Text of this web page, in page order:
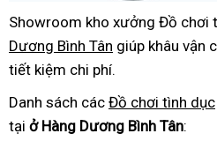
Showroom kho xưởng Đồ chơi
Dương Bình Tân giúp khâu vận
tiết kiệm chi phí.
Danh sách các Đồ chơi tình dục
tại ở Hàng Dương Bình Tân: